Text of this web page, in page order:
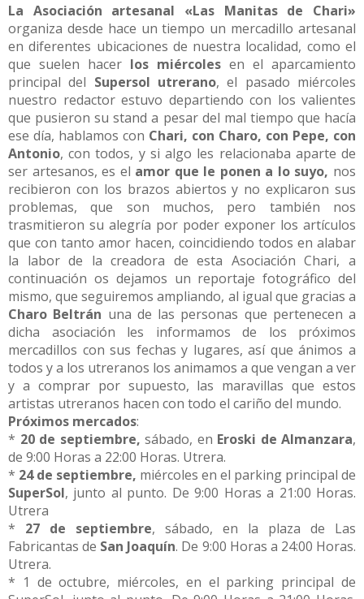
La Asociación artesanal «Las Manitas de Chari»
organiza desde hace un tiempo un mercadillo artesanal
en diferentes ubicaciones de nuestra localidad, como el
que suelen hacer los miércoles en el aparcamiento
principal del Supersol utrerano, el pasado miércoles
nuestro redactor estuvo departiendo con los valientes
que pusieron su stand a pesar del mal tiempo que hacía
ese día, hablamos con Chari, con Charo, con Pepe, con
Antonio, con todos, y si algo les relacionaba aparte de
ser artesanos, es el amor que le ponen a lo suyo, nos
recibieron con los brazos abiertos y no explicaron sus
problemas, que son muchos, pero también nos
trasmitieron su alegría por poder exponer los artículos
que con tanto amor hacen, coincidiendo todos en alabar
la labor de la creadora de esta Asociación Chari, a
continuación os dejamos un reportaje fotográfico del
mismo, que seguiremos ampliando, al igual que gracias a
Charo Beltrán una de las personas que pertenecen a
dicha asociación les informamos de los próximos
mercadillos con sus fechas y lugares, así que ánimos a
todos y a los utreranos los animamos a que vengan a ver
y a comprar por supuesto, las maravillas que estos
artistas utreranos hacen con todo el cariño del mundo.
Próximos mercados:
* 20 de septiembre, sábado, en Eroski de Almanzara,
de 9:00 Horas a 22:00 Horas. Utrera.
* 24 de septiembre, miércoles en el parking principal de
SuperSol, junto al punto. De 9:00 Horas a 21:00 Horas.
Utrera
* 27 de septiembre, sábado, en la plaza de Las
Fabricantas de San Joaquín. De 9:00 Horas a 24:00 Horas.
Utrera.
* 1 de octubre, miércoles, en el parking principal de